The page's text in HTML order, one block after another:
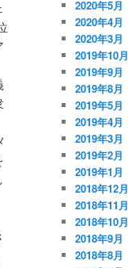
2020年5月
2020年4月
2020年3月
2019年10月
2019年9月
2019年8月
2019年5月
2019年4月
2019年3月
2019年2月
2019年1月
2018年12月
2018年11月
2018年10月
2018年9月
2018年8月